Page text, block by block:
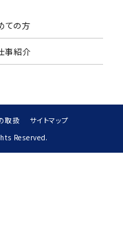
ての方
事紹介
取扱
サイトマップ
Reserved.